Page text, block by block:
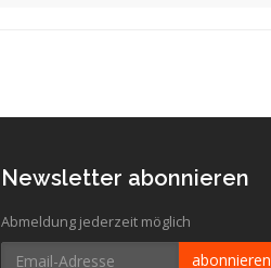
Newsletter abonnieren
Abmeldung jederzeit möglich
Email-
abonnieren